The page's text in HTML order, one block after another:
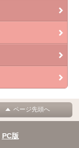
ページ先頭へ
PC版